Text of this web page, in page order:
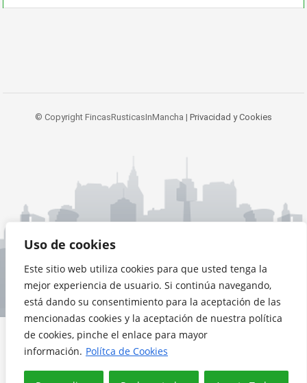
Uso de cookies
Este sitio web utiliza cookies para que usted tenga la
mejor experiencia de usuario. Si continúa navegando,
está dando su consentimiento para la aceptación de las
mencionadas cookies y la aceptación de nuestra política
de cookies, pinche el enlace para mayor
información. Polítca de Cookies
© Copyright FincasRusticasInMancha | Privacidad y Cookies